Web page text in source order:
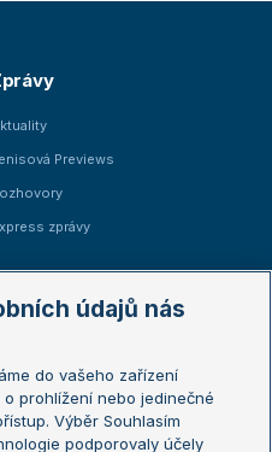
Previews
zprávy
Open
French Open
údajů nás
do vašeho zařízení
prohlížení nebo jedinečné
Výběr Souhlasím
podporovaly účely